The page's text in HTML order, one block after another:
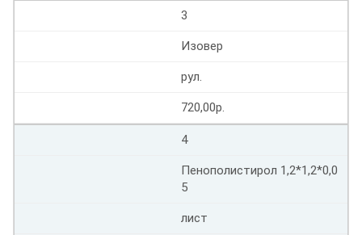
3
Изовер
рул.
720,00р.
4
Пенополистирол 1,2*1,2*0,0
5
лист